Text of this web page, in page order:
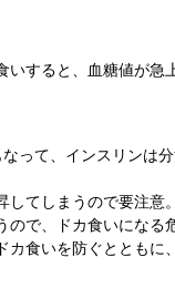
いすると、血糖値が急
って、インスリンは
てしまうので要注意。
で、ドカ食いになる
カ食いを防ぐとともに